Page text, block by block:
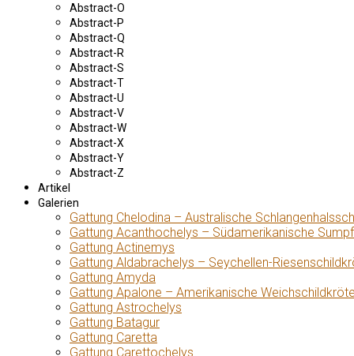
Abstract-O
Abstract-P
Abstract-Q
Abstract-R
Abstract-S
Abstract-T
Abstract-U
Abstract-V
Abstract-W
Abstract-X
Abstract-Y
Abstract-Z
Artikel
Galerien
Gattung Chelodina – Australische
Gattung Acanthochelys – Südamerikanische
Gattung Actinemys
Gattung Aldabrachelys – Seychellen-
Gattung Amyda
Gattung Apalone – Amerikanische
Gattung Astrochelys
Gattung Batagur
Gattung Caretta
Gattung Carettochelys